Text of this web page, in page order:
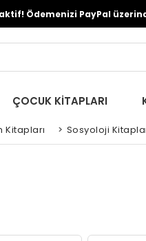
aktif! Ödemenizi PayPal
ÇOCUK KİTAPLARI
Kitapları > Sosyoloji